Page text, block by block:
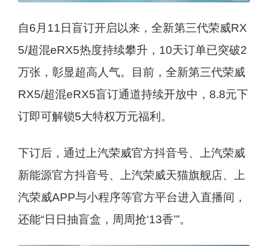
自6月11日盲订开启以来，全新第三代荣威RX
5/超混eRX5热度持续攀升，10天订单已突破2
万张，彰显超高人气。目前，全新第三代荣威
RX5/超混eRX5盲订通道持续开放中，8.8元下
订即可解锁5大特权万元福利。
下订后，通过上汽荣威官方抖音号、上汽荣威
新能源官方抖音号、上汽荣威天猫旗舰店、上
汽荣威APP与小程序等官方平台进入直播间，
还能“日日抽盲盒，周周抢‘13香’”。